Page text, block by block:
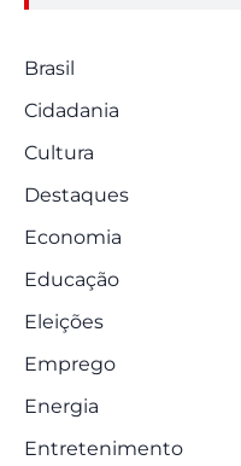
Brasil
Cidadania
Cultura
Destaques
Economia
Educação
Eleições
Emprego
Energia
Entretenimento